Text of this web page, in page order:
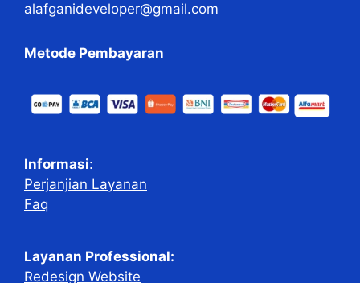
alafganideveloper@gmail.com
Metode Pembayaran
Informasi:
Perjanjian Layanan
Faq
Layanan Professional:
Redesign Website